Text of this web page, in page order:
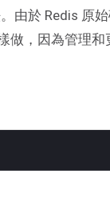
由於 Redis 原
，因為管理和